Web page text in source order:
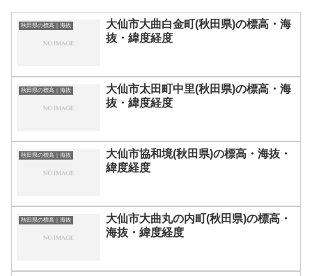
秋田県の標高｜海抜
大仙市大曲白金町(秋田県)の標高・海
抜・緯度経度
秋田県の標高｜海抜
大仙市太田町中里(秋田県)の標高・海
抜・緯度経度
秋田県の標高｜海抜
大仙市協和境(秋田県)の標高・海抜・
緯度経度
秋田県の標高｜海抜
大仙市大曲丸の内町(秋田県)の標高・
海抜・緯度経度